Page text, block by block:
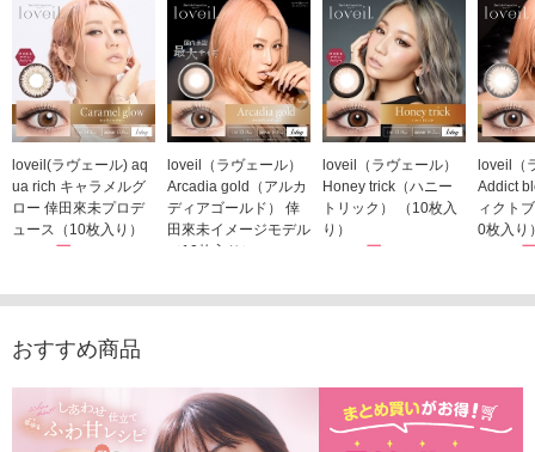
loveil(ラヴェール) aq
ua rich キャラメルグ
ロー 倖田來未プロデ
ュース（10枚入り）
1,760円
loveil（ラヴェール）
Arcadia gold（アルカ
ディアゴールド） 倖
田來未イメージモデル
（10枚入り）
loveil（ラヴェール）
Honey trick（ハニー
トリック） （10枚入
り）
1,760円
loveil（
Addict
ィクト
0枚入り
1,760
おすすめ商品